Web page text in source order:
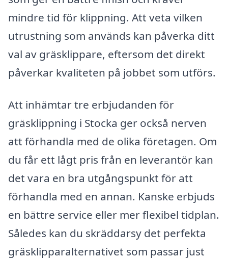
mindre tid för klippning. Att veta vilken
utrustning som används kan påverka ditt
val av gräsklippare, eftersom det direkt
påverkar kvaliteten på jobbet som utförs.
Att inhämtar tre erbjudanden för
gräsklippning i Stocka ger också nerven
att förhandla med de olika företagen. Om
du får ett lågt pris från en leverantör kan
det vara en bra utgångspunkt för att
förhandla med en annan. Kanske erbjuds
en bättre service eller mer flexibel tidplan.
Således kan du skräddarsy det perfekta
gräsklipparalternativet som passar just